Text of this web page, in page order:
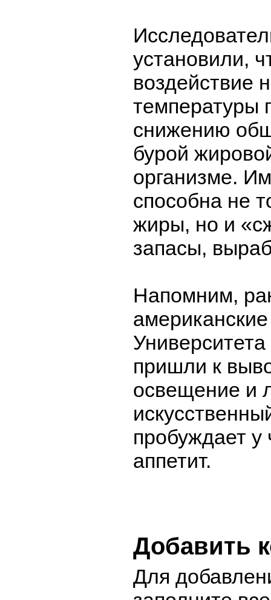
установили,
воздействие
температуры
снижению
бурой
организме.
способна не
жиры, но и
запасы,
Напомним,
пришли к
освещение и
пробуждает у
аппетит.
Добавить
Для